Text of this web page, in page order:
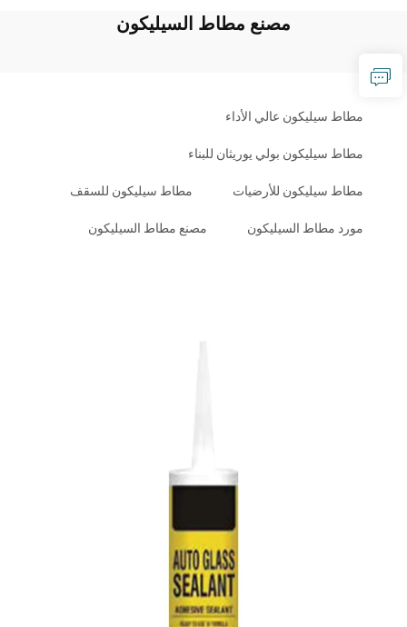
مصنع مطاط السيليكون
مطاط سيليكون عالي الأداء
مطاط سيليكون بولي يوريثان للبناء
مطاط سيليكون للأرضيات مطاط سيليكون للسقف
مورد مطاط السيليكون مصنع مطاط السيليكون